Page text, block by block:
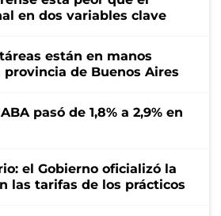
en dos variables clave
están en manos
de Buenos Aires
pasó de 1,8% a 2,9% en
el Gobierno oficializó la
las tarifas de los prácticos